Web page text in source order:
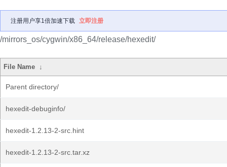
注册用户享1倍加速下载 立即注册
/mirrors_os/cygwin/x86_64/release/hexedit/
File Name ↓
Parent directory/
hexedit-debuginfo/
hexedit-1.2.13-2-src.hint
hexedit-1.2.13-2-src.tar.xz